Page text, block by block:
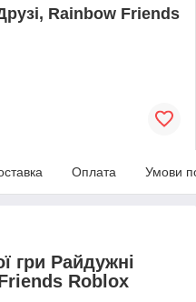
Rainbow Friends
Оплата Умови
гри Райдужні
Roblox